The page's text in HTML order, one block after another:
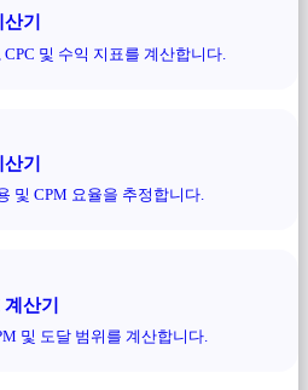
기
및 수익 지표를 계산합니다.
기
및 CPM 요율을 추정합니다.
산기
및 도달 범위를 계산합니다.